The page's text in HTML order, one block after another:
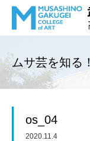
ムサ芸を知る！
os_04
2020.11.4